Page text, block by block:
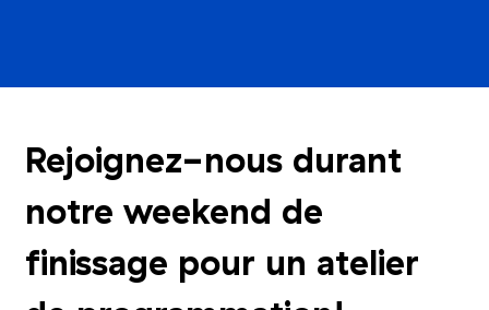
Rejoignez-nous durant
notre weekend de
finissage pour un atelier